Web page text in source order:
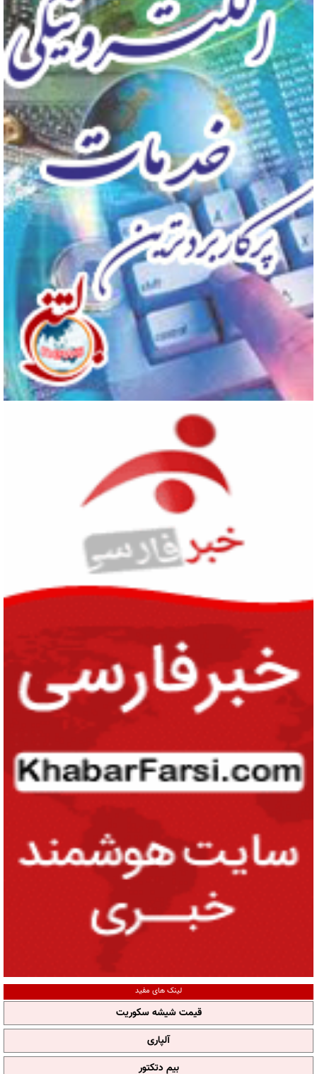
لینک های مفید
قیمت شیشه سکوریت
آلپاری
بیم دتکتور